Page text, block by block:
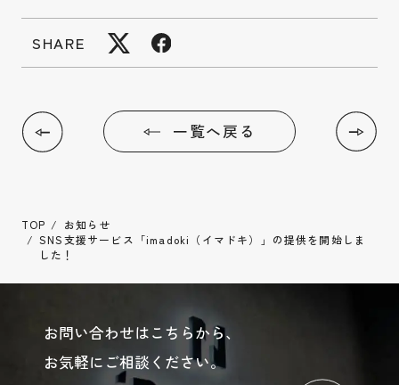
SHARE
一覧へ戻る
TOP
お知らせ
SNS支援サービス「imadoki（イマドキ）」の提供を開始しま
した！
お問い合わせはこちらから、
お気軽にご相談ください。